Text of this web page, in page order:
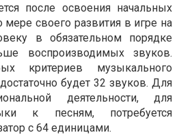
после освоения начальных
своего развития в игре на
в обязательном порядке
воспроизводимых звуков.
критериев музыкального
будет 32 звуков. Для
деятельности, для
к песням, потребуется
с 64 единицами.